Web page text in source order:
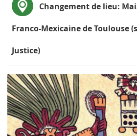
Changement de lieu:
Franco-Mexicaine de Toulouse
Justice)